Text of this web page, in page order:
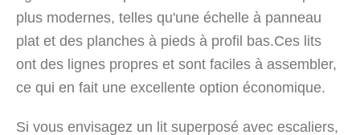
plus modernes, telles qu'une échelle à panneau
plat et des planches à pieds à profil bas.Ces lits
ont des lignes propres et sont faciles à assembler,
ce qui en fait une excellente option économique.
Si vous envisagez un lit superposé avec escaliers,